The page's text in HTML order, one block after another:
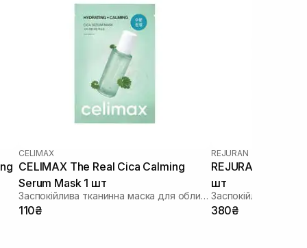
CELIMAX
CELIMAX The Real Cica Calming
Serum Mask 1 шт
Заспокійлива тканинна маска для обличчя
110₴
REJURAN
REJURAN
шт
380₴